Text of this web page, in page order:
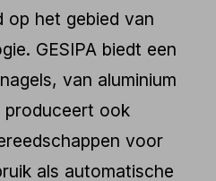
op het gebied van
GESIPA biedt een
van aluminium
ook
voor
als automatische